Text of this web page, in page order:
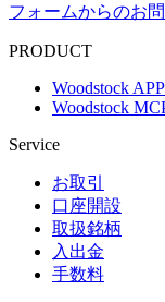
フォームからのお
PRODUCT
Woodstock APP
Woodstock
Service
お取引
口座開設
取扱銘柄
入出金
手数料